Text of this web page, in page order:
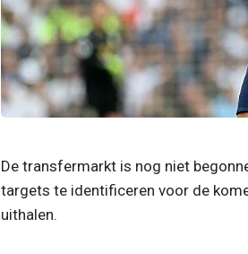
De transfermarkt is nog niet
targets te identificeren voor de
uithalen.